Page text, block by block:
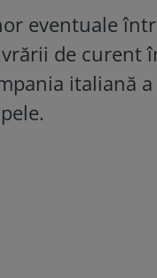
eventuale
de curent
italiană